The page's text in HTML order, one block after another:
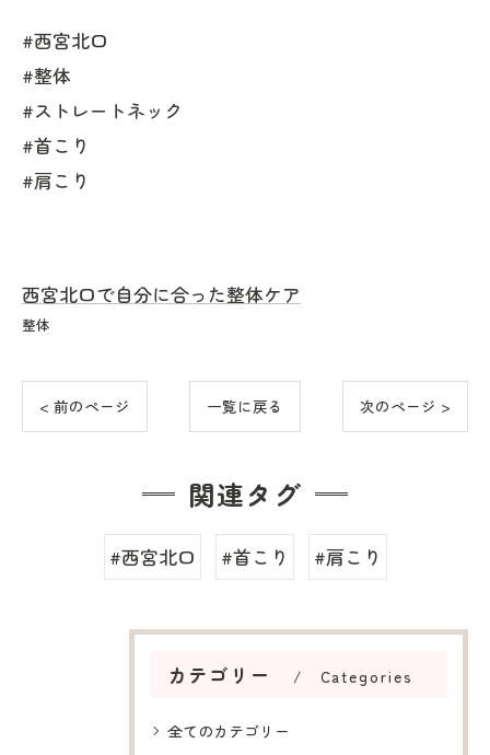
#西宮北口
#整体
#ストレートネック
#首こり
#肩こり
西宮北口で自分に合った整体ケア
整体
< 前のページ 一覧に戻る 次のページ >
関連タグ
#西宮北口 #首こり #肩こり
カテゴリー Categories
全てのカテゴリー